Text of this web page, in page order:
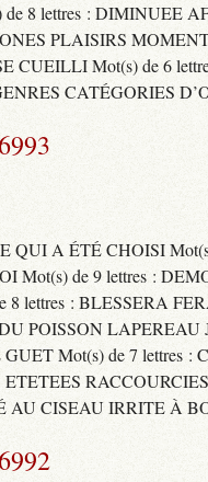
8 lettres : DIMINUEE
PLAISIRS
CUEILLI Mot(s) de 6
CATÉGORIES
QUI A ÉTÉ CHOISI
Mot(s) de 9 lettres :
8 lettres : BLESSERA
POISSON LAPEREAU
Mot(s) de 7 lettres :
AU CISEAU IRRITE À